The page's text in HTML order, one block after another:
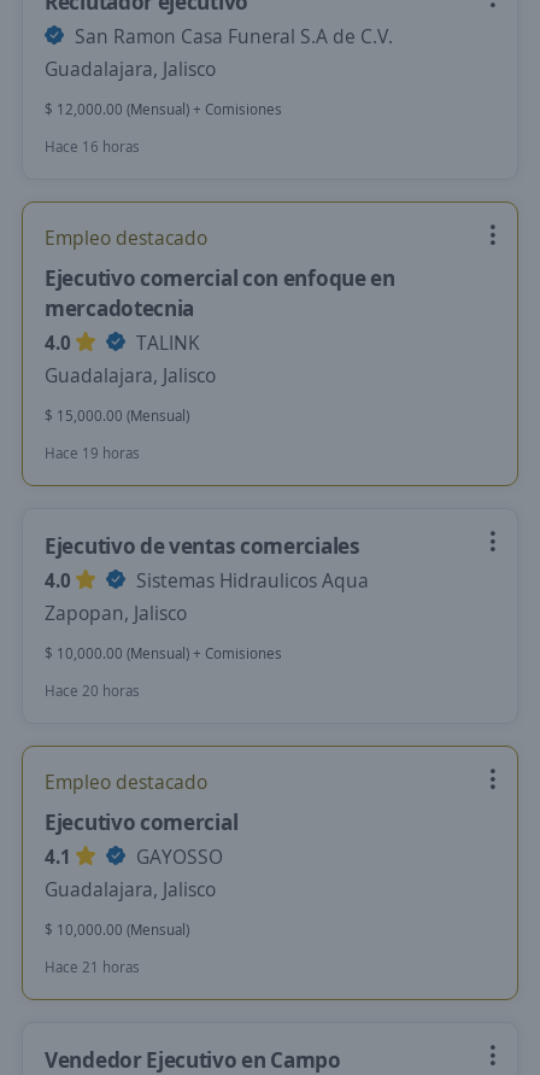
San Ramon Casa Funeral S.A de C.V.
Guadalajara, Jalisco
$ 12,000.00 (Mensual) + Comisiones
Hace 16 horas
Empleo destacado
Ejecutivo comercial con enfoque en
mercadotecnia
4.0
TALINK
Guadalajara, Jalisco
$ 15,000.00 (Mensual)
Hace 19 horas
Ejecutivo de ventas comerciales
4.0
Sistemas Hidraulicos Aqua
Zapopan, Jalisco
$ 10,000.00 (Mensual) + Comisiones
Hace 20 horas
Empleo destacado
Ejecutivo comercial
4.1
GAYOSSO
Guadalajara, Jalisco
$ 10,000.00 (Mensual)
Hace 21 horas
Vendedor Ejecutivo en Campo